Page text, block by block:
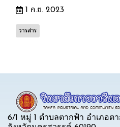
1 ก.ย. 2023
วารสาร
6/1 หมู่ 1 ตำบลตากฟ้า อำเภอต